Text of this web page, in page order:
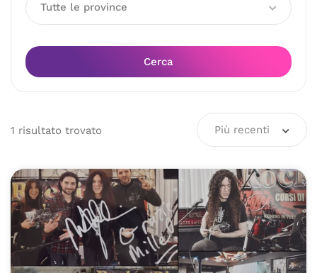
Tutte le province
Cerca
1 risultato trovato Più recenti